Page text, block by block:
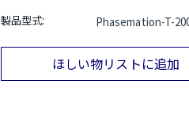
製品型式: Phasemation-T-
ほしい物リストに追加